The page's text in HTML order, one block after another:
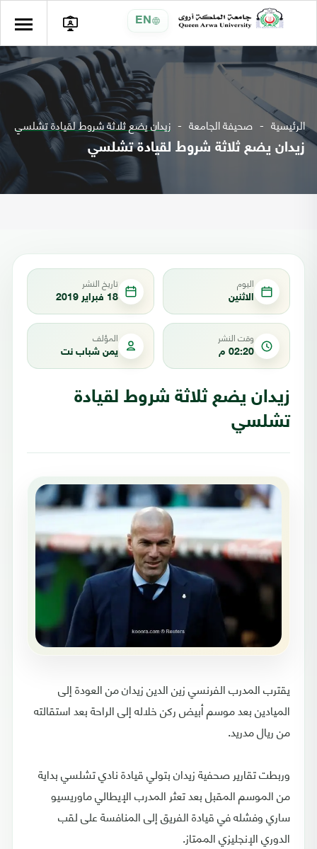
EN
الرئيسية صحيفة الجامعة زيدان يضع ثلاثة شروط لقيادة تشلسي
زيدان يضع ثلاثة شروط لقيادة تشلسي
اليوم
الاثنين
تاريخ النشر
18 فبراير 2019
وقت النشر
02:20 م
المؤلف
يمن شباب نت
زيدان يضع ثلاثة شروط لقيادة
تشلسي
يقترب المدرب الفرنسي زين الدين زيدان من العودة إلى
الميادين بعد موسم أبيض ركن خلاله إلى الراحة بعد استقالته
من ريال مدريد.
وربطت تقارير صحفية زيدان بتولي قيادة نادي تشلسي بداية
من الموسم المقبل بعد تعثر المدرب الإيطالي ماوريسيو
ساري وفشله في قيادة الفريق إلى المنافسة على لقب
الدوري الإنجليزي الممتاز.